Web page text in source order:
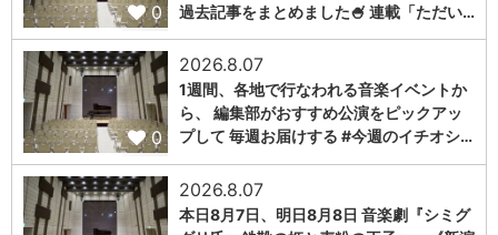
0
過去記事をまとめました🍧 連載「ただい…
0
2026.8.07
1週間、各地で行なわれる音楽イベントか
ら、 編集部がおすすめ公演をピックアッ
プして 毎週お届けする #今週のイチオシ…
2026.8.07
本日8月7日、明日8月8日 音楽劇『シミグ